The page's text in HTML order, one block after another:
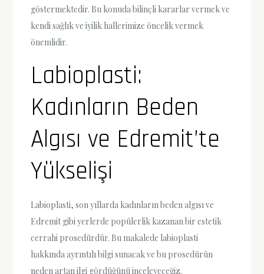
göstermektedir. Bu konuda bilinçli kararlar vermek ve
kendi sağlık ve iyilik hallerimize öncelik vermek
önemlidir.
Labioplasti:
Kadınların Beden
Algısı ve Edremit’te
Yükselişi
Labioplasti, son yıllarda kadınların beden algısı ve
Edremit gibi yerlerde popülerlik kazanan bir estetik
cerrahi prosedürdür. Bu makalede labioplasti
hakkında ayrıntılı bilgi sunacak ve bu prosedürün
neden artan ilgi gördüğünü inceleyeceğiz.